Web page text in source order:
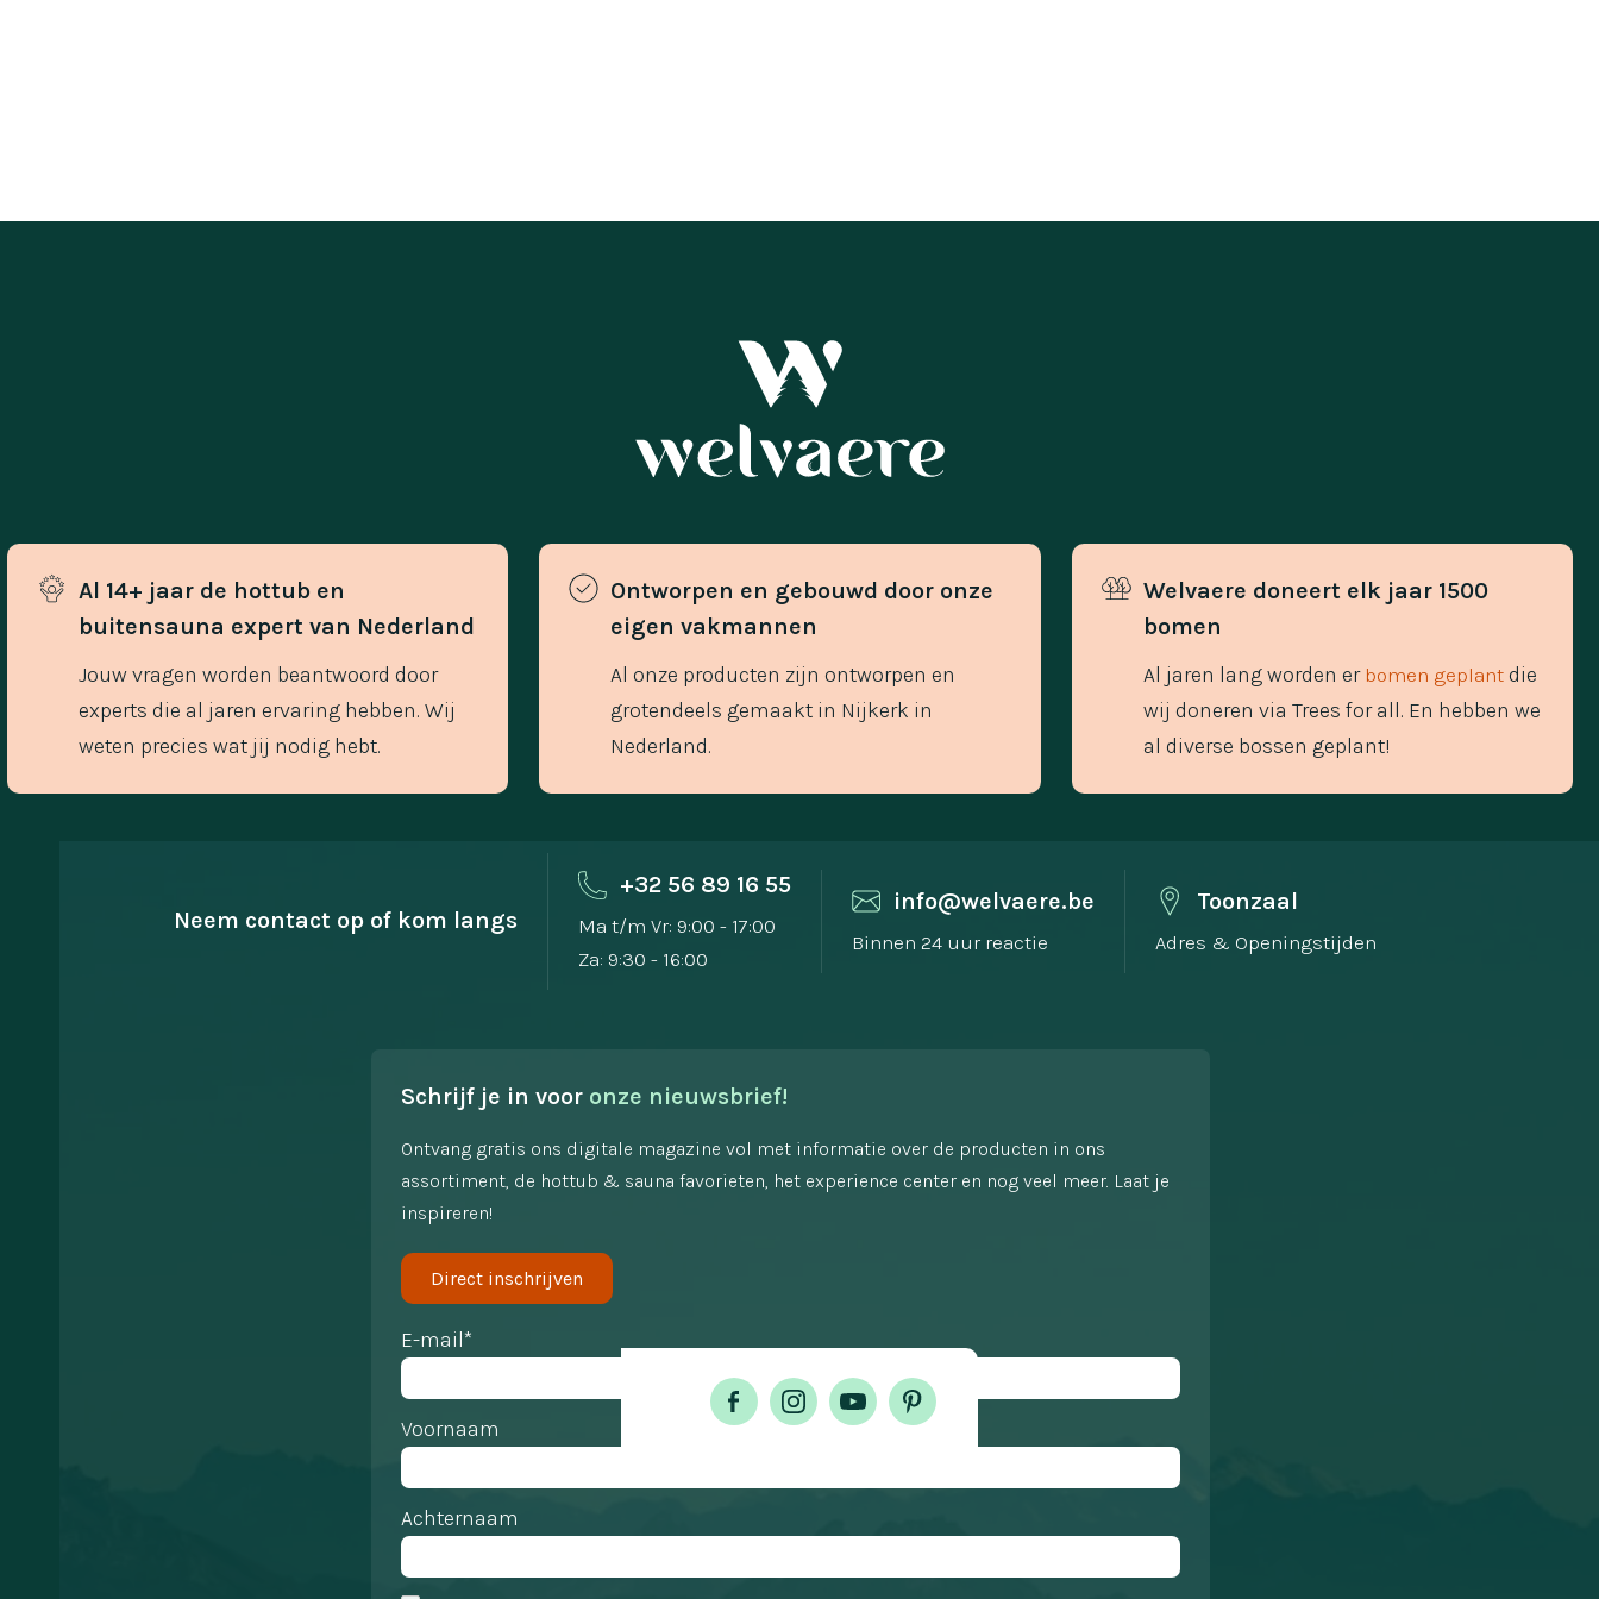
Al 14+ jaar de hottub en
buitensauna expert van Nederland
Jouw vragen worden beantwoord door
experts die al jaren ervaring hebben. Wij
weten precies wat jij nodig hebt.
Ontworpen en gebouwd door onze
eigen vakmannen
Al onze producten zijn ontworpen en
grotendeels gemaakt in Nijkerk in
Nederland.
Welvaere doneert elk jaar 1500
bomen
Al jaren lang worden er bomen geplantdie
wij doneren via Trees for all. En hebben we
al diverse bossen geplant!
Neem contact op of kom langs
+32 56 89 16 55
Ma t/m Vr: 9:00 - 17:00
Za: 9:30 - 16:00
info@welvaere.be
Binnen 24 uur reactie
Toonzaal
Adres & Openingstijden
Schrijf je in voor onze nieuwsbrief!
Ontvang gratis ons digitale magazine vol met informatie over de producten in ons
assortiment, de hottub & sauna favorieten, het experience center en nog veel meer. Laat je
inspireren!
Direct inschrijven
E-mail*
Voornaam
Achternaam